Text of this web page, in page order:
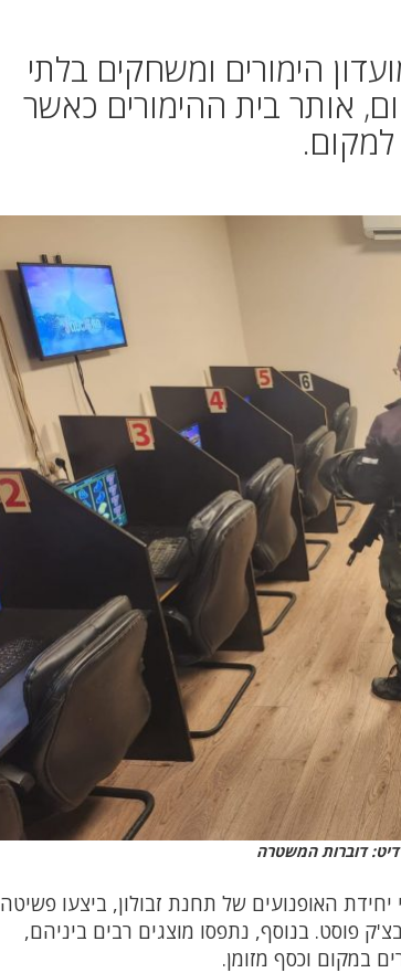
הימורים ומשחקים בלתי
אותר בית ההימורים כאשר
דוברות המשטרה
האופנועים של תחנת זבולון, ביצעו פשיטה
פוסט. בנוסף, נתפסו מוצגים רבים ביניהם,
במקום וכסף מזומן.